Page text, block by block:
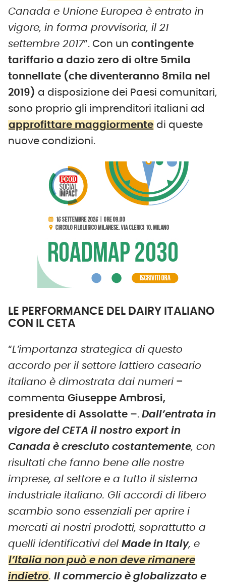
Canada e Unione Europea è entrato in
vigore, in forma provvisoria, il 21
settembre 2017”. Con un contingente
tariffario a dazio zero di oltre 5mila
tonnellate (che diventeranno 8mila nel
2019) a disposizione dei Paesi comunitari,
sono proprio gli imprenditori italiani ad
approfittare maggiormente di queste
nuove condizioni.
LE PERFORMANCE DEL DAIRY ITALIANO
CON IL CETA
“L’importanza strategica di questo
accordo per il settore lattiero caseario
italiano è dimostrata dai numeri –
commenta Giuseppe Ambrosi,
presidente di Assolatte –. Dall’entrata in
vigore del CETA il nostro export in
Canada è cresciuto costantemente, con
risultati che fanno bene alle nostre
imprese, al settore e a tutto il sistema
industriale italiano. Gli accordi di libero
scambio sono essenziali per aprire i
mercati ai nostri prodotti, soprattutto a
quelli identificativi del Made in Italy, e
l’Italia non può e non deve rimanere
indietro.Il commercio è globalizzato e